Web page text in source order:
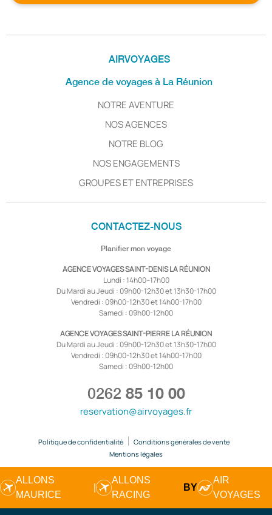
AIRVOYAGES
Agence de voyages à La Réunion
NOTRE AVENTURE
NOS AGENCES
NOTRE BLOG
NOS ENGAGEMENTS
GROUPES ET ENTREPRISES
CONTACTEZ-NOUS
Planifier mon voyage
AGENCE VOYAGES SAINT-DENIS LA RÉUNION
Lundi : 14h00–17h00
Du Mardi au Jeudi : 09h00-12h30 et 13h30-17h00
Vendredi : 09h00-12h30 et 14h00-17h00
Samedi : 09h00-12h00
AGENCE VOYAGES SAINT-PIERRE LA RÉUNION
Du Mardi au Jeudi : 09h00-12h30 et 13h30-17h00
Vendredi : 09h00-12h30 et 14h00-17h00
Samedi : 09h00-12h00
0262 85 10 00
reservation@airvoyages.fr
Politique de confidentialité
Conditions générales de vente
Mentions légales
ALLONS
MAURICE
|
ALLONS
RACING
BY
AIR
VOYAGES